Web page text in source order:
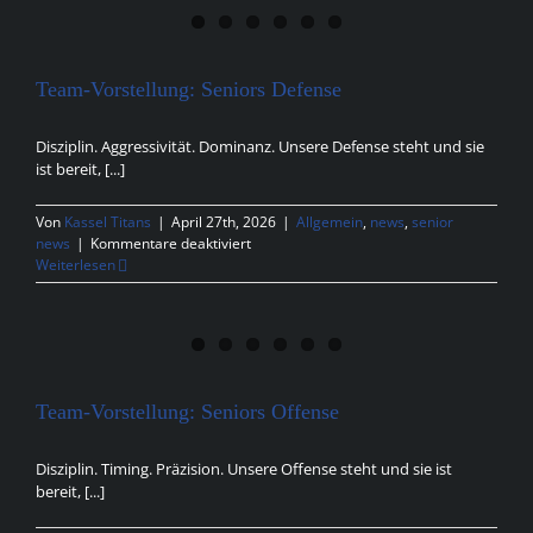
Team-Vorstellung: Seniors Defense
Disziplin. Aggressivität. Dominanz. Unsere Defense steht und sie
ist bereit, [...]
Von Kassel Titans | April 27th, 2026 | Allgemein, news, senior
news | Kommentare deaktiviertfür
Vorstellung:
Weiterlesen
Team-Vorstellung: Seniors Offense
Disziplin. Timing. Präzision. Unsere Offense steht und sie ist
bereit, [...]